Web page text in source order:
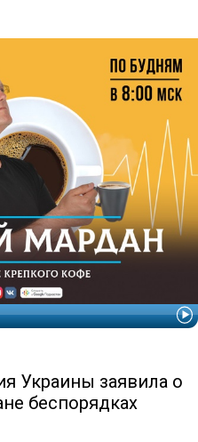
Украины заявила о
беспорядках